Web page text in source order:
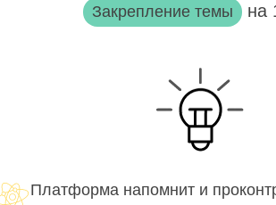
Закрепление темы на
Платформа напомнит и